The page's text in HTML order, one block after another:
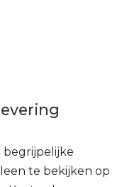
begrijpelijke
te bekijken op